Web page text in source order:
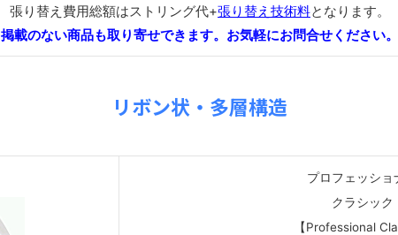
張り替え費用総額はストリング代+張り替え技術料となります。
掲載のない商品も取り寄せできます。お気軽にお問合せください。
リボン状・多層構造
プロフェッショ
クラシック
【Professional